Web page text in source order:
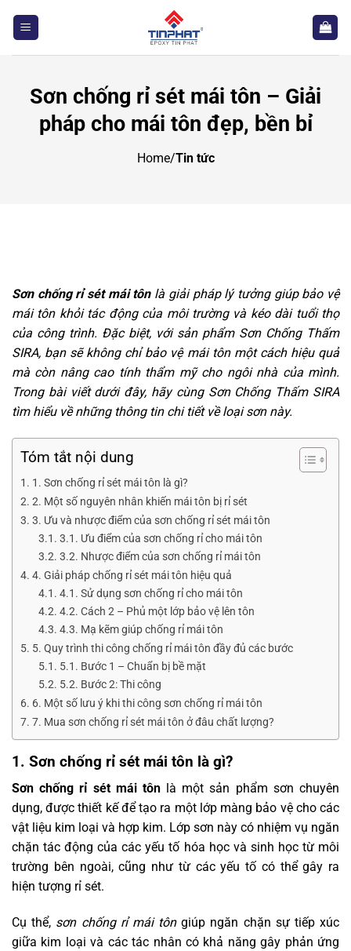
Sơn chống rỉ sét mái tôn – Giải
pháp cho mái tôn đẹp, bền bỉ
Home/Tin tức
Sơn chống rỉ sét mái tôn là giải pháp lý tưởng giúp bảo vệ
mái tôn khỏi tác động của môi trường và kéo dài tuổi thọ
của công trình. Đặc biệt, với sản phẩm Sơn Chống Thấm
SIRA, bạn sẽ không chỉ bảo vệ mái tôn một cách hiệu quả
mà còn nâng cao tính thẩm mỹ cho ngôi nhà của mình.
Trong bài viết dưới đây, hãy cùng Sơn Chống ThấmSIRA
tìm hiểu về những thông tin chi tiết về loại sơn này.
Tóm tắt nội dung
1. Sơn chống rỉ sét mái tôn là gì?
2. Một số nguyên nhân khiến mái tôn bị rỉ sét
3. Ưu và nhược điểm của sơn chống rỉ sét mái tôn
3.1. Ưu điểm của sơn chống rỉ cho mái tôn
3.2. Nhược điểm của sơn chống rỉ mái tôn
4. Giải pháp chống rỉ sét mái tôn hiệu quả
4.1. Sử dụng sơn chống rỉ cho mái tôn
4.2. Cách 2 – Phủ một lớp bảo vệ lên tôn
4.3. Mạ kẽm giúp chống rỉ mái tôn
5. Quy trình thi công chống rỉ mái tôn đầy đủ các bước
5.1. Bước 1 – Chuẩn bị bề mặt
5.2. Bước 2: Thi công
6. Một số lưu ý khi thi công sơn chống rỉ mái tôn
7. Mua sơn chống rỉ sét mái tôn ở đâu chất lượng?
1. Sơn chống rỉ sét mái tôn là gì?
Sơn chống rỉ sét mái tônlà một sản phẩm sơn chuyên
dụng, được thiết kế để tạo ra một lớp màng bảo vệ cho các
vật liệu kim loại và hợp kim. Lớp sơn này có nhiệm vụ ngăn
chặn tác động của các yếu tố hóa học và sinh học từ môi
trường bên ngoài, cũng như từ các yếu tố có thể gây ra
hiện tượng rỉ sét.
Cụ thể, sơn chống rỉ mái tôngiúp ngăn chặn sự tiếp xúc
giữa kim loại và các tác nhân có khả năng gây phản ứng